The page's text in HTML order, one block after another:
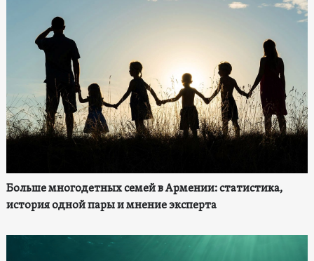
Больше многодетных семей в Армении: статистика,
история одной пары и мнение эксперта